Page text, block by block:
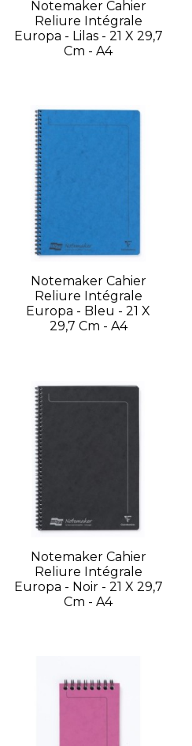
Notemaker Cahier
Reliure Intégrale
Europa - Lilas - 21 X 29,7
Cm - A4
Notemaker Cahier
Reliure Intégrale
Europa - Bleu - 21 X
29,7 Cm - A4
Notemaker Cahier
Reliure Intégrale
Europa - Noir - 21 X 29,7
Cm - A4